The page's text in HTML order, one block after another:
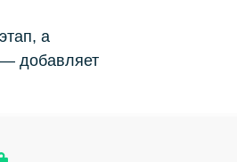
а
— добавляет